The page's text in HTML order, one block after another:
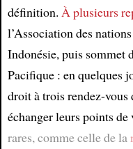
définition. À plusieurs
l’Association des
Indonésie, puis sommet
Pacifique : en quelques
droit à trois rendez-
échanger leurs points de
rares, comme celle de la